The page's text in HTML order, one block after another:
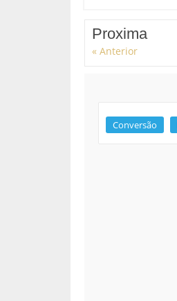
Proxima
« Anterior
Conversão